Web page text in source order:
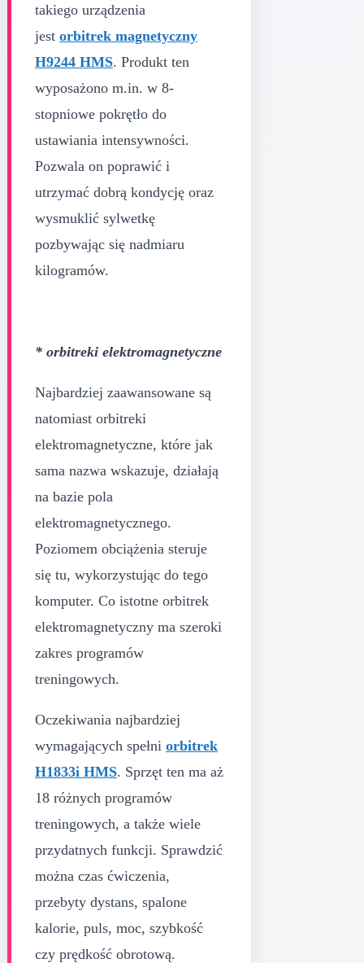
takiego urządzenia
jest orbitrek magnetyczny
H9244 HMS. Produkt ten
wyposażono m.in. w 8-
stopniowe pokrętło do
ustawiania intensywności.
Pozwala on poprawić i
utrzymać dobrą kondycję oraz
wysmuklić sylwetkę
pozbywając się nadmiaru
kilogramów.
* orbitreki elektromagnetyczne
Najbardziej zaawansowane są
natomiast orbitreki
elektromagnetyczne, które jak
sama nazwa wskazuje, działają
na bazie pola
elektromagnetycznego.
Poziomem obciążenia steruje
się tu, wykorzystując do tego
komputer. Co istotne orbitrek
elektromagnetyczny ma szeroki
zakres programów
treningowych.
Oczekiwania najbardziej
wymagających spełni orbitrek
H1833i HMS. Sprzęt ten ma aż
18 różnych programów
treningowych, a także wiele
przydatnych funkcji. Sprawdzić
można czas ćwiczenia,
przebyty dystans, spalone
kalorie, puls, moc, szybkość
czy prędkość obrotową.